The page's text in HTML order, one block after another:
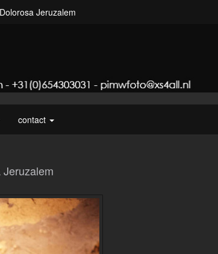
Jeruzalem
contact